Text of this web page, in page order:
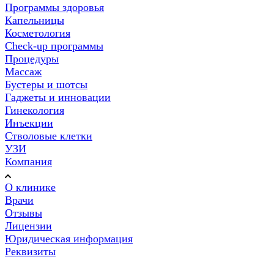
Программы здоровья
Капельницы
Косметология
Check-up программы
Процедуры
Массаж
Бустеры и шотсы
Гаджеты и инновации
Гинекология
Инъекции
Стволовые клетки
УЗИ
Компания
О клинике
Врачи
Отзывы
Лицензии
Юридическая информация
Реквизиты